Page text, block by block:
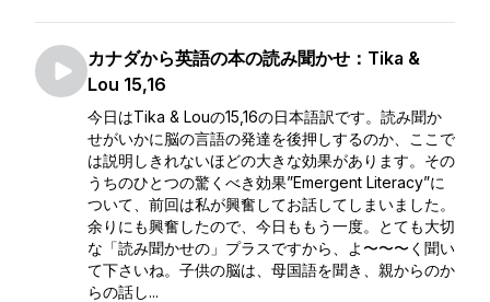
カナダから英語の本の読み聞かせ：Tika &
Lou 15,16
今日はTika & Louの15,16の日本語訳です。読み聞か
せがいかに脳の言語の発達を後押しするのか、ここで
は説明しきれないほどの大きな効果があります。その
うちのひとつの驚くべき効果”Emergent Literacy”に
ついて、前回は私が興奮してお話してしまいました。
余りにも興奮したので、今日ももう一度。とても大切
な「読み聞かせの」プラスですから、よ〜〜〜く聞い
て下さいね。子供の脳は、母国語を聞き、親からのか
らの話し...